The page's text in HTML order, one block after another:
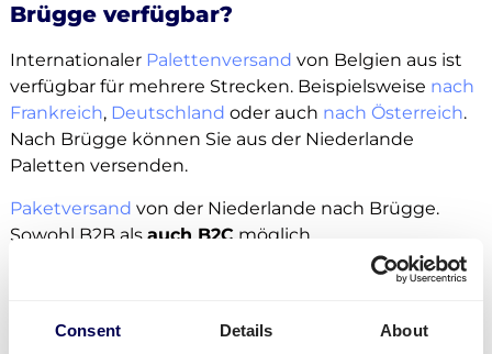
Consent Details About
Brügge verfügbar?
Internationaler Palettenversand von Belgien aus ist
verfügbar für mehrere Strecken. Beispielsweise nach
Frankreich, Deutschland oder auch nach Österreich.
Nach Brügge können Sie aus der Niederlande
Paletten versenden.
Paketversand von der Niederlande nach Brügge.
Sowohl B2B als auch B2Cmöglich.
Es gibt keine Beschränkung in der Anzahl an
Sammelgut, Teilladungen (LTL)